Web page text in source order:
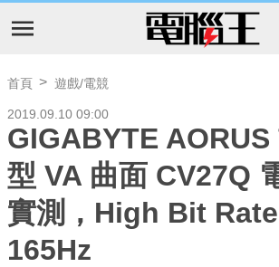
首頁 遊戲/電競
2019.09.10 09:00
GIGABYTE AORUS
型 VA 曲面 CV27Q
實測，High Bit
165Hz